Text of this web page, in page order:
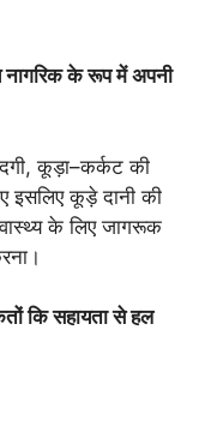
के रूप में अपनी
कूड़ा–कर्कट की
इसलिए कूड़े दानी की
के लिए जागरूक
कि सहायता से हल